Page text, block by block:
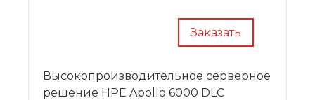
Заказать
Высокопроизводительное серверное
решение HPE Apollo 6000 DLC